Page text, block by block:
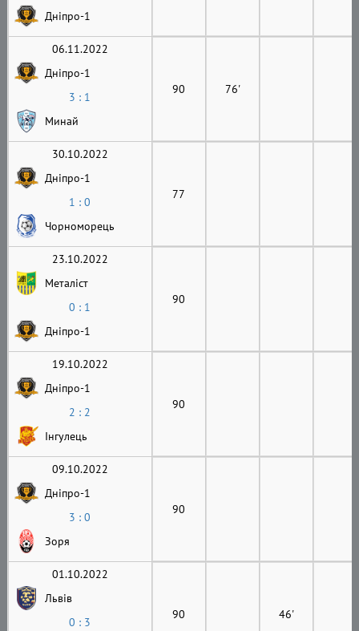
Дніпро-1
06.11.2022
Дніпро-1
3 : 1
Минай
90 76'
30.10.2022
Дніпро-1
1 : 0
Чорноморець
77
23.10.2022
Металіст
0 : 1
Дніпро-1
90
19.10.2022
Дніпро-1
2 : 2
Інгулець
90
09.10.2022
Дніпро-1
3 : 0
Зоря
90
01.10.2022
Львів
0 : 3
90 46'